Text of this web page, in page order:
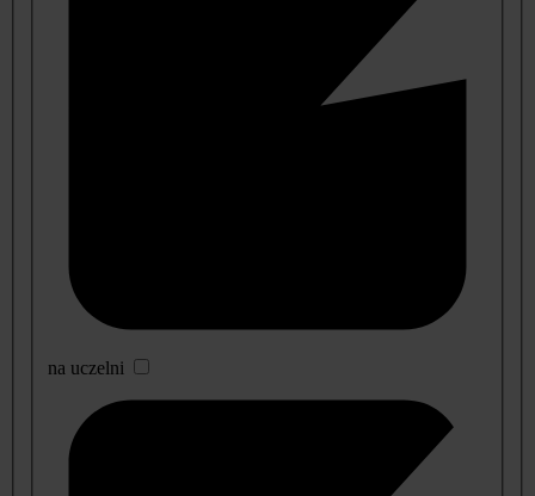
na uczelni